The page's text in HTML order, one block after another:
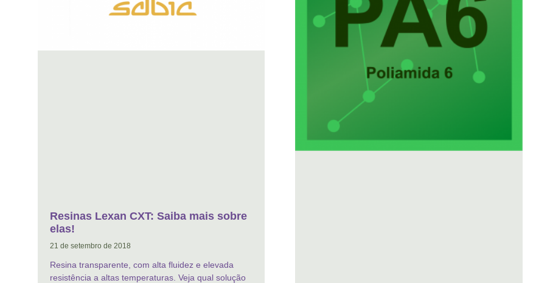
Resinas Lexan CXT: Saiba mais sobre
elas!
21 de setembro de 2018
Resina transparente, com alta fluidez e elevada
resistência a altas temperaturas. Veja qual solução